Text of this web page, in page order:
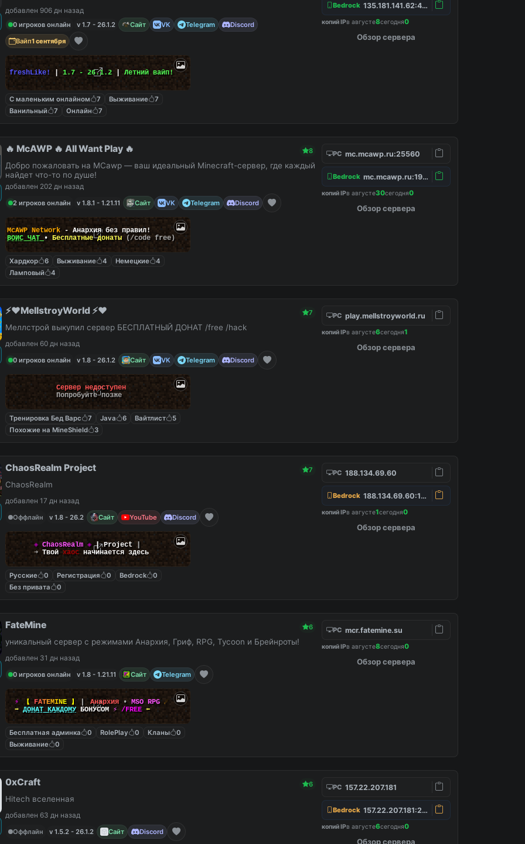
добавлен 906 дн назад
0 игроков онлайн
v 1.7 - 26.1.2 Сайт VK Telegram
Discord
Вайп1 сентября
freshLike! | 1.7 - 26.1.2 Летний вайп!
С маленьким онлайном 7 Выживание
7
Ванильный
7 Онлайн 7
Bedrock 135.181.141.62:4157
копий IPв августе8сегодня0
Обзор сервера
🔥 McAWP 🔥 All Want Play 🔥 8
Добро пожаловать на MCawp — ваш идеальный Minecraft-сервер, где каждый
найдет что-то по душе!
добавлен 202 дн назад
2 игроков онлайн
v 1.8.1 - 1.21.11 Сайт VK Telegram Discord
McAWP Network - Анархия без правил!
ВОЙС ЧАТ
• Бесплатные донаты (/code free)
Хардкор 6 Выживание 4 Немецкие
4
Ламповый
4
PC mc.mcawp.ru:25560
Bedrock mc.mcawp.ru:19132
копий IPв августе30сегодня0
Обзор сервера
⚡️❤️MellstroyWorld ⚡️❤️ 7
Меллстрой выкупил сервер БЕСПЛАТНЫЙ ДОНАТ /free /hack
добавлен 60 дн назад
0 игроков онлайн
v 1.8 - 26.1.2 Сайт VK Telegram Discord
Сервер недоступен
Попробуйте позже
Тренировка Бед Варс 7 Java 6 Вайтлист
5
Похожие на MineShield
3
PC play.mellstroyworld.ru
копий IPв августе6сегодня1
Обзор сервера
ChaosRealm Project 7
ChaosRealm
добавлен 17 дн назад
Оффлайн
v 1.8 - 26.2 Сайт YouTube Discord
◈ ChaosRealm ◈┃ Project
➜ Твой хаосначинается здесь
Русские 0 Регистрация 0 Bedrock
0
Без привата
0
PC 188.134.69.60
Bedrock 188.134.69.60:19132
копий IPв августе1сегодня0
Обзор сервера
FateMine 6
уникальный сервер с режимами Анархия, Гриф, RPG, Tycoon и Брейнроты!
добавлен 31 дн назад
0 игроков онлайн
v 1.8 - 1.21.11 Сайт Telegram
⚡ 【 FATEMINE 】 Анархия • MSO RPG ☄
➡ ДОНАТ КАЖДОМУ БОНУСОМ ⚡ /FREE ⬅
Бесплатная админка 0 RolePlay 0 Кланы
0
Выживание
0
PC mcr.fatemine.su
копий IPв августе8сегодня0
Обзор сервера
0xCraft 6
Hitech вселенная
добавлен 63 дн назад
Оффлайн
v 1.5.2 - 26.1.2 Сайт Discord
PC 157.22.207.181
Bedrock 157.22.207.181:25565
копий IPв августе6сегодня0
Обзор сервера